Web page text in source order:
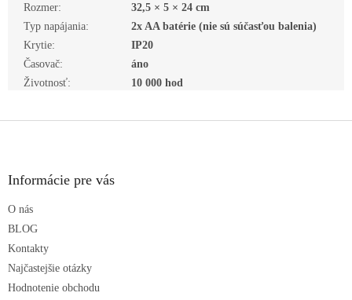
Rozmer:
32,5 × 5 × 24 cm
Typ napájania:
2x AA batérie (nie sú súčasťou balenia)
Krytie:
IP20
Časovač:
áno
Životnosť: 10 000 hod
Informácie pre vás
O nás
BLOG
Kontakty
Najčastejšie otázky
Hodnotenie obchodu